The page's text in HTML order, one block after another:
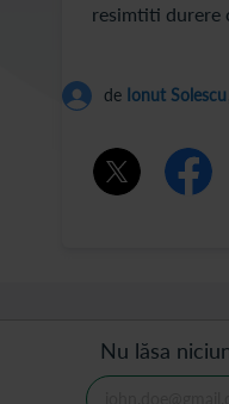
resimtiti durere
de Ionut Solescu
Nu lăsa